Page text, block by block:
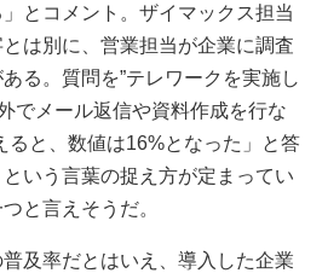
とコメント。ザイマックス担当
は別に、営業担当が企業に調査
る。質問を”テレワークを実施し
でメール返信や資料作成を行な
ると、数値は16%となった」と答
いう言葉の捉え方が定まってい
と言えそうだ。
及率だとはいえ、導入した企業